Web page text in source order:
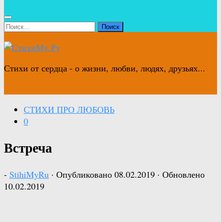
Найти:
Стихи от сердца - о жизни, любви, людях, друзьях...
СТИХИ ПРО ЛЮБОВЬ
0
Встреча
- StihiMyRu · Опубликовано 08.02.2019 · Обновлено
10.02.2019